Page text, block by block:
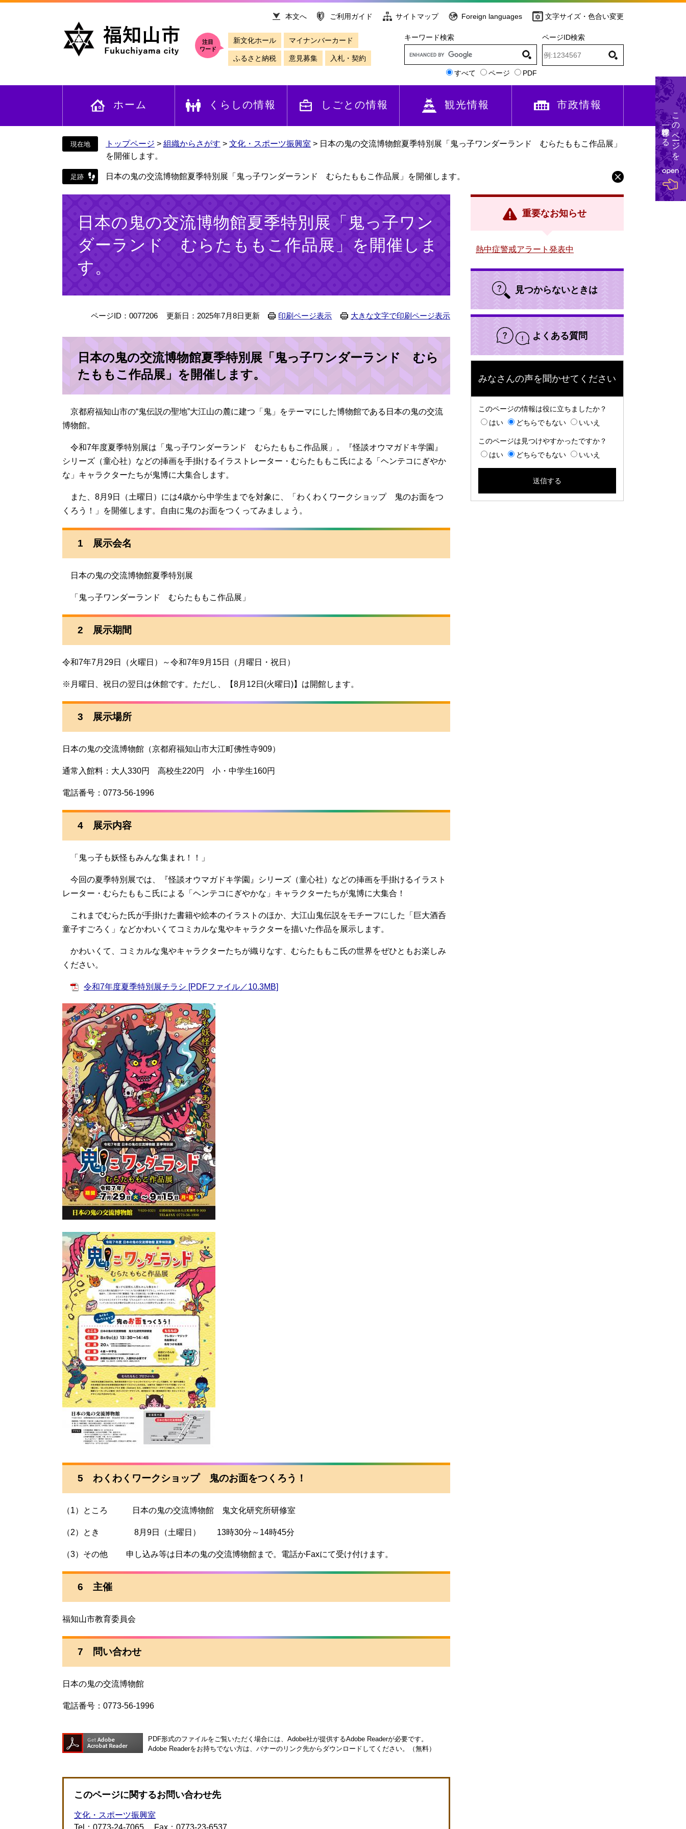
文
本文へ ご利用ガイド サイトマップ Foreign languages 文字サイズ・色合い変更
注目
ワード
新文化ホール マイナンバーカード
ふるさと納税 意見募集 入札・契約
キーワード検索
すべて ページ PDF
ページID検索
ホーム くらしの情報 しごとの情報 観光情報 市政情報
トップページ > 組織からさがす > 文化・スポーツ振興室 > 日本の鬼の交流博物館夏季特別展「鬼っ子ワンダーランド むらたももこ作品展」
を開催します。
日本の鬼の交流博物館夏季特別展「鬼っ子ワンダーランド むらたももこ作品展」を開催します。
日本の鬼の交流博物館夏季特別展「鬼っ子ワン
ダーランド むらたももこ作品展」を開催しま
す。
ページID：0077206 更新日：2025年7月8日更新 印刷ページ表示 大きな文字で印刷ページ表示
日本の鬼の交流博物館夏季特別展「鬼っ子ワンダーランド むら
たももこ作品展」を開催します。
京都府福知山市の“鬼伝説の聖地”大江山の麓に建つ「鬼」をテーマにした博物館である日本の鬼の交流
博物館。
令和7年度夏季特別展は「鬼っ子ワンダーランド むらたももこ作品展」。『怪談オウマガドキ学園』
シリーズ（童心社）などの挿画を手掛けるイラストレーター・むらたももこ氏による「ヘンテコにぎやか
な」キャラクターたちが鬼博に大集合します。
また、8月9日（土曜日）には4歳から中学生までを対象に、「わくわくワークショップ 鬼のお面をつ
くろう！」を開催します。自由に鬼のお面をつくってみましょう。
1 展示会名
日本の鬼の交流博物館夏季特別展
「鬼っ子ワンダーランド むらたももこ作品展」
2 展示期間
令和7年7月29日（火曜日）～令和7年9月15日（月曜日・祝日）
※月曜日、祝日の翌日は休館です。ただし、【8月12日(火曜日)】は開館します。
3 展示場所
日本の鬼の交流博物館（京都府福知山市大江町佛性寺909）
通常入館料：大人330円 高校生220円 小・中学生160円
電話番号：0773-56-1996
4 展示内容
「鬼っ子も妖怪もみんな集まれ！！」
今回の夏季特別展では、『怪談オウマガドキ学園』シリーズ（童心社）などの挿画を手掛けるイラスト
レーター・むらたももこ氏による「ヘンテコにぎやかな」キャラクターたちが鬼博に大集合！
これまでむらた氏が手掛けた書籍や絵本のイラストのほか、大江山鬼伝説をモチーフにした「巨大酒呑
童子すごろく」などかわいくてコミカルな鬼やキャラクターを描いた作品を展示します。
かわいくて、コミカルな鬼やキャラクターたちが織りなす、むらたももこ氏の世界をぜひともお楽しみ
ください。
令和7年度夏季特別展チラシ [PDFファイル／10.3MB]
5 わくわくワークショップ 鬼のお面をつくろう！
（1）ところ 日本の鬼の交流博物館 鬼文化研究所研修室
（2）とき 8月9日（土曜日） 13時30分～14時45分
（3）その他 申し込み等は日本の鬼の交流博物館まで。電話かFaxにて受け付けます。
6 主催
福知山市教育委員会
7 問い合わせ
日本の鬼の交流博物館
電話番号：0773-56-1996
PDF形式のファイルをご覧いただく場合には、Adobe社が提供するAdobe Readerが必要です。
Adobe Readerをお持ちでない方は、バナーのリンク先からダウンロードしてください。（無料）
このページに関するお問い合わせ先
文化・スポーツ振興室
重要なお知らせ
熱中症警戒アラート発表中
見つからないときは
よくある質問
みなさんの声を聞かせてください
このページの情報は役に立ちましたか？
はい
どちらでもない いいえ
このページは見つけやすかったですか？
はい
どちらでもない いいえ
このページを
一時保存する